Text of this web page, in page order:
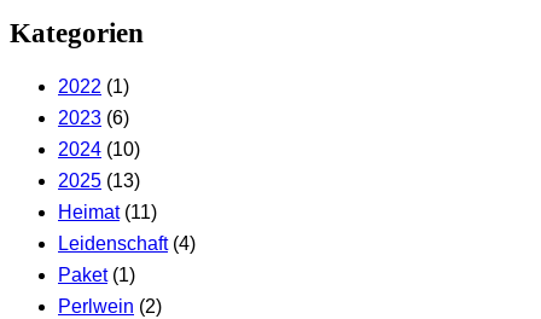
Kategorien
2022 (1)
2023 (6)
2024 (10)
2025 (13)
Heimat (11)
Leidenschaft (4)
Paket (1)
Perlwein (2)